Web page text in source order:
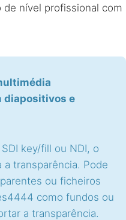
nível profissional com
diapositivos e
key/fill ou NDI, o
transparência. Pode
ou ficheiros
como fundos ou
a transparência.